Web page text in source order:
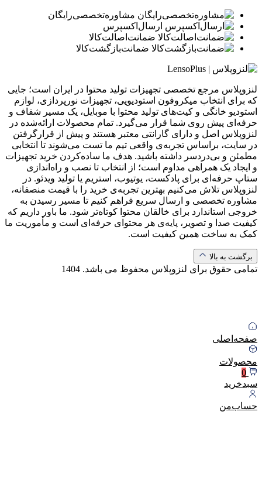
مشاوره‌تخصصی‌رایگان
ارسال‌اکسپرس
ضمانت‌اصالت‌کالا
ضمانت‌بازگشت‌کالا
لنزوپلاس مرجع تخصصی تجهیزات تولید محتوا در ایران است؛ جایی
که برای انتخاب میکروفون استودیویی، تجهیزات نورپردازی، لوازم
استودیو خانگی و کیت‌های تولید محتوا با موبایل، یک مسیر شفاف و
حرفه‌ای پیش روی شما قرار می‌گیرد. تمام محصولات ارائه‌شده در
لنزوپلاس اصل و دارای گارانتی معتبر هستند و پیش از قرارگرفتن
در سایت، براساس تجربه‌ی واقعی تیم ما تست می‌شوند تا انتخابی
مطمئن و بی‌دردسر داشته باشید. هدف ما ساده‌کردن خرید تجهیزات
و ایجاد یک همراهی مداوم است؛ از انتخاب تا نصب و راه‌اندازی
ستاپ حرفه‌ای برای پادکست، یوتیوب، استریم یا تولید ویدئو. در
لنزوپلاس تلاش می‌کنیم بهترین تجربه‌ی خرید را با قیمت منصفانه،
مشاوره تخصصی و ارسال سریع فراهم کنیم تا مسیر رسیدن به
خروجی استاندارد برای خالقان محتوا کوتاه‌تر شود. ما باور داریم که
کیفیت صدا و تصویر، پایه‌ی هر محتوای حرفه‌ای است و مأموریت ما
کمک به ساخت همین کیفیت است.
برگشت به بالا
تمامی حقوق برای لنزوپلاس محفوظ می باشد. 1404
صفحه‌اصلی
محصولات
0
سبد‌خرید
حساب‌من